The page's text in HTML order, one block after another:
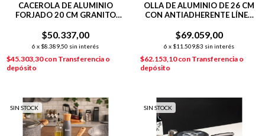
CACEROLA DE ALUMINIO
FORJADO 20 CM GRANITO
$50.337,00
6 x $8.389,50 sin interés
$45.303,30con Transferencia o
depósito
OLLA DE ALUMINIO DE 26 CM
CON ANTIADHERENTE LÍNEA
$69.059,00
6 x $11.509,83 sin interés
$62.153,10con Transferencia o
depósito
SIN STOCK SIN STOCK